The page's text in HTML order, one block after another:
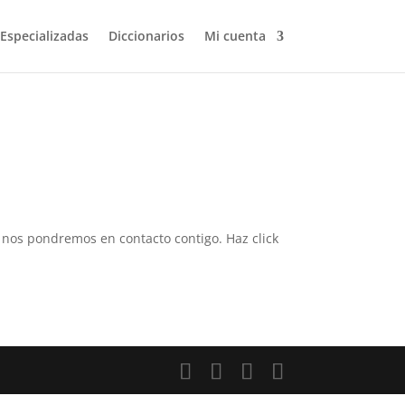
Diccionarios Mi cuenta
pondremos en contacto contigo. Haz click